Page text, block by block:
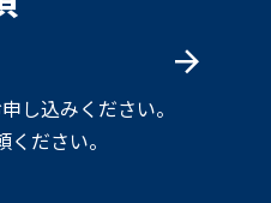
し込みください。
ださい。